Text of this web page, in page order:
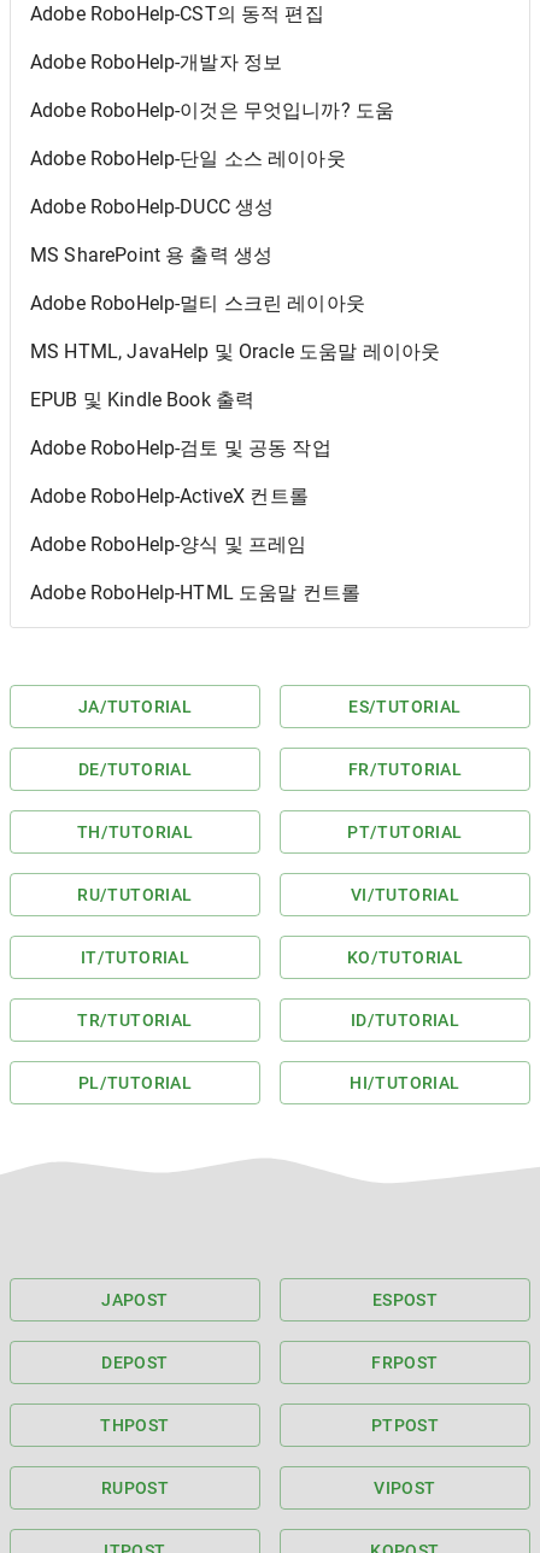
Adobe RoboHelp-CST의 동적 편집
Adobe RoboHelp-개발자 정보
Adobe RoboHelp-이것은 무엇입니까? 도움
Adobe RoboHelp-단일 소스 레이아웃
Adobe RoboHelp-DUCC 생성
MS SharePoint 용 출력 생성
Adobe RoboHelp-멀티 스크린 레이아웃
MS HTML, JavaHelp 및 Oracle 도움말 레이아웃
EPUB 및 Kindle Book 출력
Adobe RoboHelp-검토 및 공동 작업
Adobe RoboHelp-ActiveX 컨트롤
Adobe RoboHelp-양식 및 프레임
Adobe RoboHelp-HTML 도움말 컨트롤
JA/TUTORIAL ES/TUTORIAL
DE/TUTORIAL FR/TUTORIAL
TH/TUTORIAL PT/TUTORIAL
RU/TUTORIAL VI/TUTORIAL
IT/TUTORIAL KO/TUTORIAL
TR/TUTORIAL ID/TUTORIAL
PL/TUTORIAL HI/TUTORIAL
JAPOST ESPOST
DEPOST FRPOST
THPOST PTPOST
RUPOST VIPOST